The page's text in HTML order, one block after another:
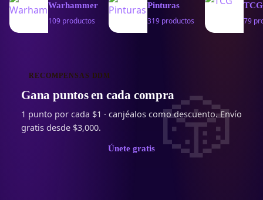
Warhammer
109 productos
Pinturas
319 productos
TCG
79
RECOMPENSAS DDM
Gana puntos en cada compra
1 punto por cada $1 · canjéalos como descuento. Envío
gratis desde $3,000.
Únete gratis